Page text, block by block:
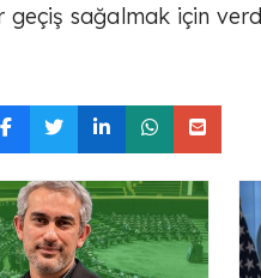
geçiş sağalmak için